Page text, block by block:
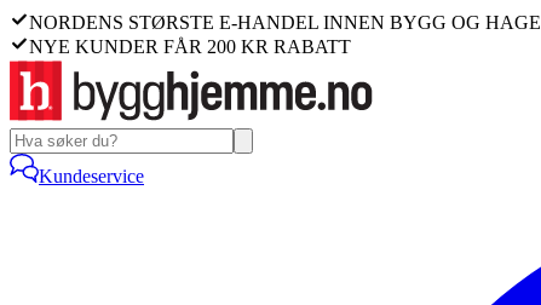
NORDENS STØRSTE E-HANDEL INNEN BYGG OG HAGE
NYE KUNDER FÅR 200 KR RABATT
Kundeservice